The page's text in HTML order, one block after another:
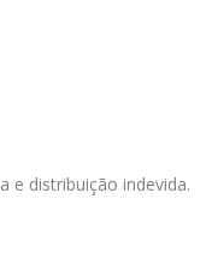
e distribuição indevida.